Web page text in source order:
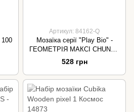
100
Артикул: 84162-Q
Мозаїка серії "Play Bio" -
ГЕОМЕТРІЯ МАКСІ CHUNKY
PEGGY (великі фішки (12 шт.)
+ дошка)
528 грн